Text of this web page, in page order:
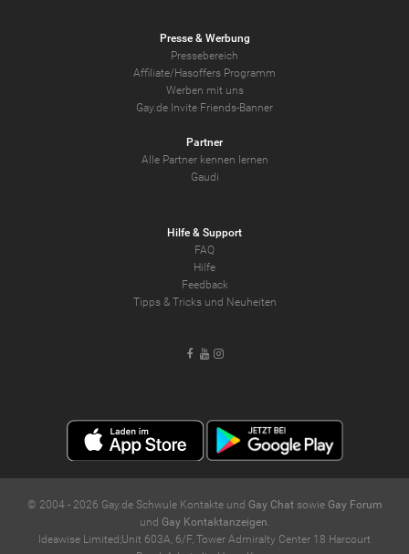
Presse & Werbung
Pressebereich
Affiliate/Hasoffers Programm
Werben mit uns
Gay.de Invite Friends-Banner
Partner
Alle Partner kennen lernen
Gaudi
Hilfe & Support
FAQ
Hilfe
Feedback
Tipps & Tricks und Neuheiten
Facebook
YoutubeInstagram
© 2004 - 2026 Gay.de Schwule Kontakte und Gay Chatsowie Gay Forum
und Gay Kontaktanzeigen.
Ideawise Limited;Unit 603A, 6/F, Tower Admiralty Center 18 Harcourt